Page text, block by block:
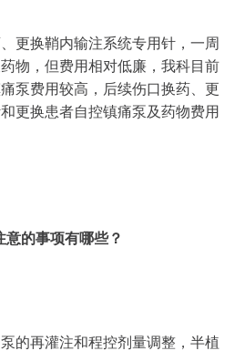
更换鞘内输注系统专用针，一周
物，但费用相对低廉，我科目前
泵费用较高，后续伤口换药、更
更换患者自控镇痛泵及药物费用
的事项有哪些？
的再灌注和程控剂量调整，半植